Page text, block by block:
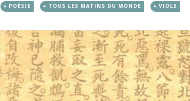
POÉSIE
TOUS LES MATINS DU MONDE VIOLE